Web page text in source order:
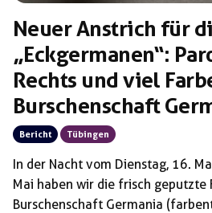
Neuer Anstrich für
„Eckgermanen“:
Rechts und viel
Burschenschaft
Bericht Tübingen
In der Nacht vom Dienstag, 16.
Mai haben wir die frisch geputzte
Burschenschaft Germania